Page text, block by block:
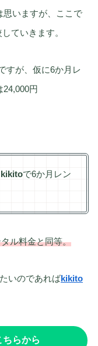
思いますが、ここで
ていきます。
すが、仮に6か月レ
24,000円
kikitoで6か月レン
ル料金と同等。
いのであればkikito
ちらから